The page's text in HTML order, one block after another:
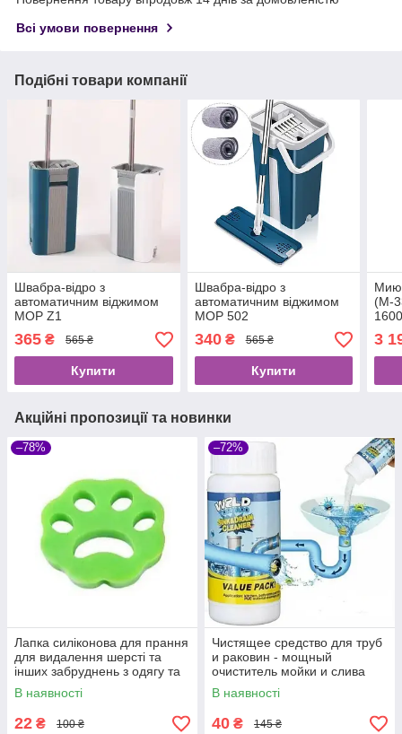
Всі умови повернення
Подібні товари компанії
Швабра-відро з
автоматичним віджимом
MOP Z1
365 ₴ 565 ₴
Купити
Швабра-відро з
автоматичним віджимом
MOP 502
340₴ 565 ₴
Купити
(M-
для
3
Акційні пропозиції та новинки
–78%
Лапка силіконова для прання
для видалення шерсті та
інших забруднень з одягу та
меблів
В наявності
22 ₴ 100 ₴
–72%
Чистящее средство для труб
и раковин - мощный
очиститель мойки и слива
Wild Tornado Sink Drain
Cleaner
В наявності
40 ₴ 145 ₴